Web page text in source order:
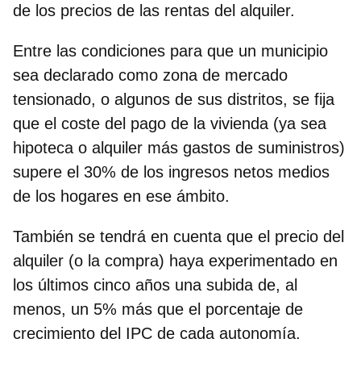
de los precios de las rentas del alquiler.
Entre las condiciones para que un municipio
sea declarado como zona de mercado
tensionado, o algunos de sus distritos, se fija
que el coste del pago de la vivienda (ya sea
hipoteca o alquiler más gastos de suministros)
supere el 30% de los ingresos netos medios
de los hogares en ese ámbito.
También se tendrá en cuenta que el precio del
alquiler (o la compra) haya experimentado en
los últimos cinco años una subida de, al
menos, un 5% más que el porcentaje de
crecimiento del IPC de cada autonomía.